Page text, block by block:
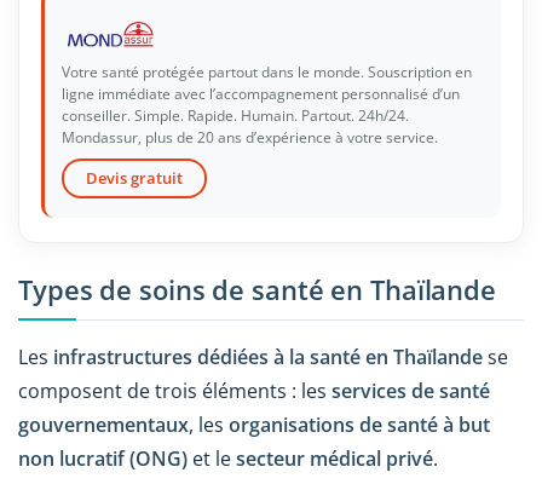
Votre santé protégée partout dans le monde. Souscription en
ligne immédiate avec l’accompagnement personnalisé d’un
conseiller. Simple. Rapide. Humain. Partout. 24h/24.
Mondassur, plus de 20 ans d’expérience à votre service.
Devis gratuit
Types de soins de santé en Thaïlande
Les infrastructures dédiées à la santé en Thaïlandese
composent de trois éléments : les services de santé
gouvernementaux, les organisations de santé à but
non lucratif (ONG) et lesecteur médical privé.